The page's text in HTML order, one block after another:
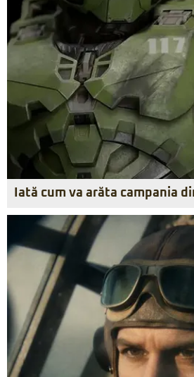
Iată cum va arăta campania